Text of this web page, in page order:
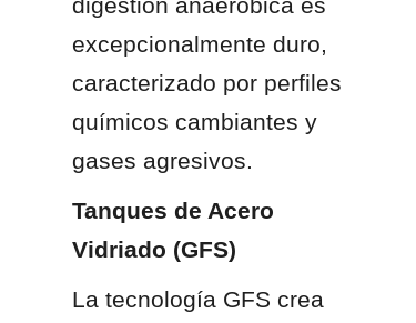
excepcionalmente duro,
caracterizado por perfiles
químicos cambiantes y
gases agresivos.
Tanques de Acero
Vidriado (GFS)
La tecnología GFS crea